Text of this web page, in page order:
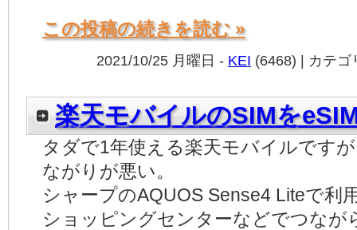
この投稿の続きを読む »
2021/10/25 月曜日 - KEI (6468) | カテ
楽天モバイルのSIMを
タダで1年使える楽天モバイルです
ながりが悪い。
シャープのAQUOS Sense4 Liteで利
ショッピングセンターなどでつなが